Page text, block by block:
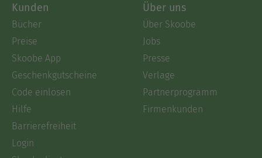
Kunden
Bücher
Preise
Skoobe App
Geschenkgutscheine
Code einlösen
Hilfe
Barrierefreiheit
Login
Über uns
Über Skoobe
Jobs
Presse
Verlage
Partnerprogramm
Firmenkunden